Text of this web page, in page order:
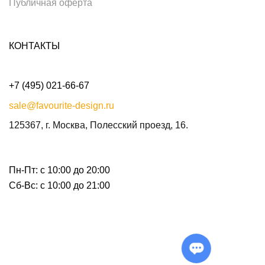
Публичная оферта
КОНТАКТЫ
+7 (495) 021-66-67
sale@favourite-design.ru
125367, г. Москва, Полесский проезд, 16.
Пн-Пт: с 10:00 до 20:00
Сб-Вс: с 10:00 до 21:00